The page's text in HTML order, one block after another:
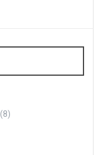
(8)